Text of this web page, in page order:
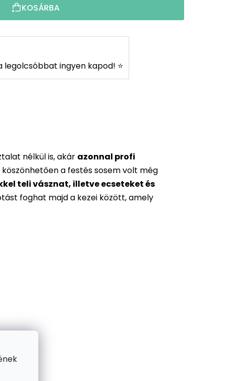
KOSÁRBA
legolcsóbbat ingyen kapod! ⭐
nélkül is, akár azonnal profi
a festés sosem volt még
teli vásznat, illetve ecseteket és
foghat majd a kezei között, amely